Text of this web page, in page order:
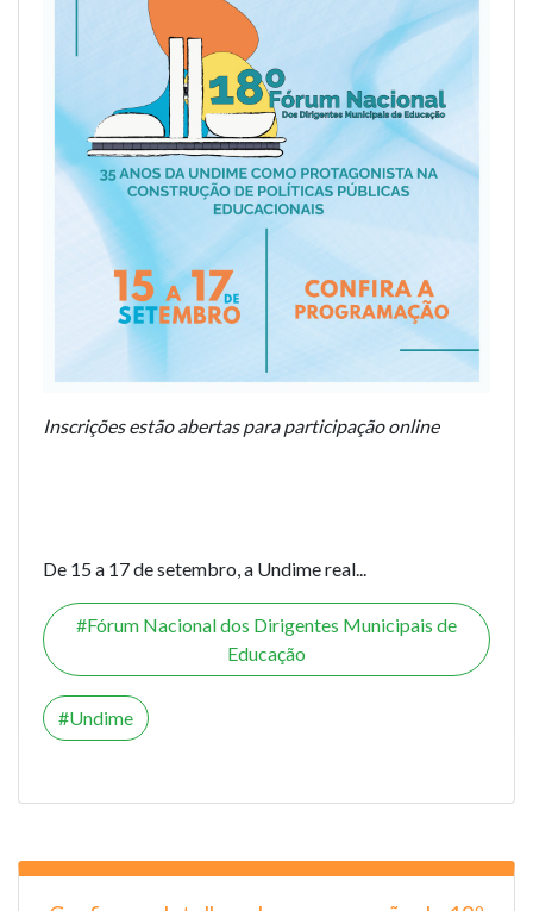
Inscrições estão abertas para participação online
De 15 a 17 de setembro, a Undime real...
Fórum Nacional dos Dirigentes Municipais de
Educação
Undime